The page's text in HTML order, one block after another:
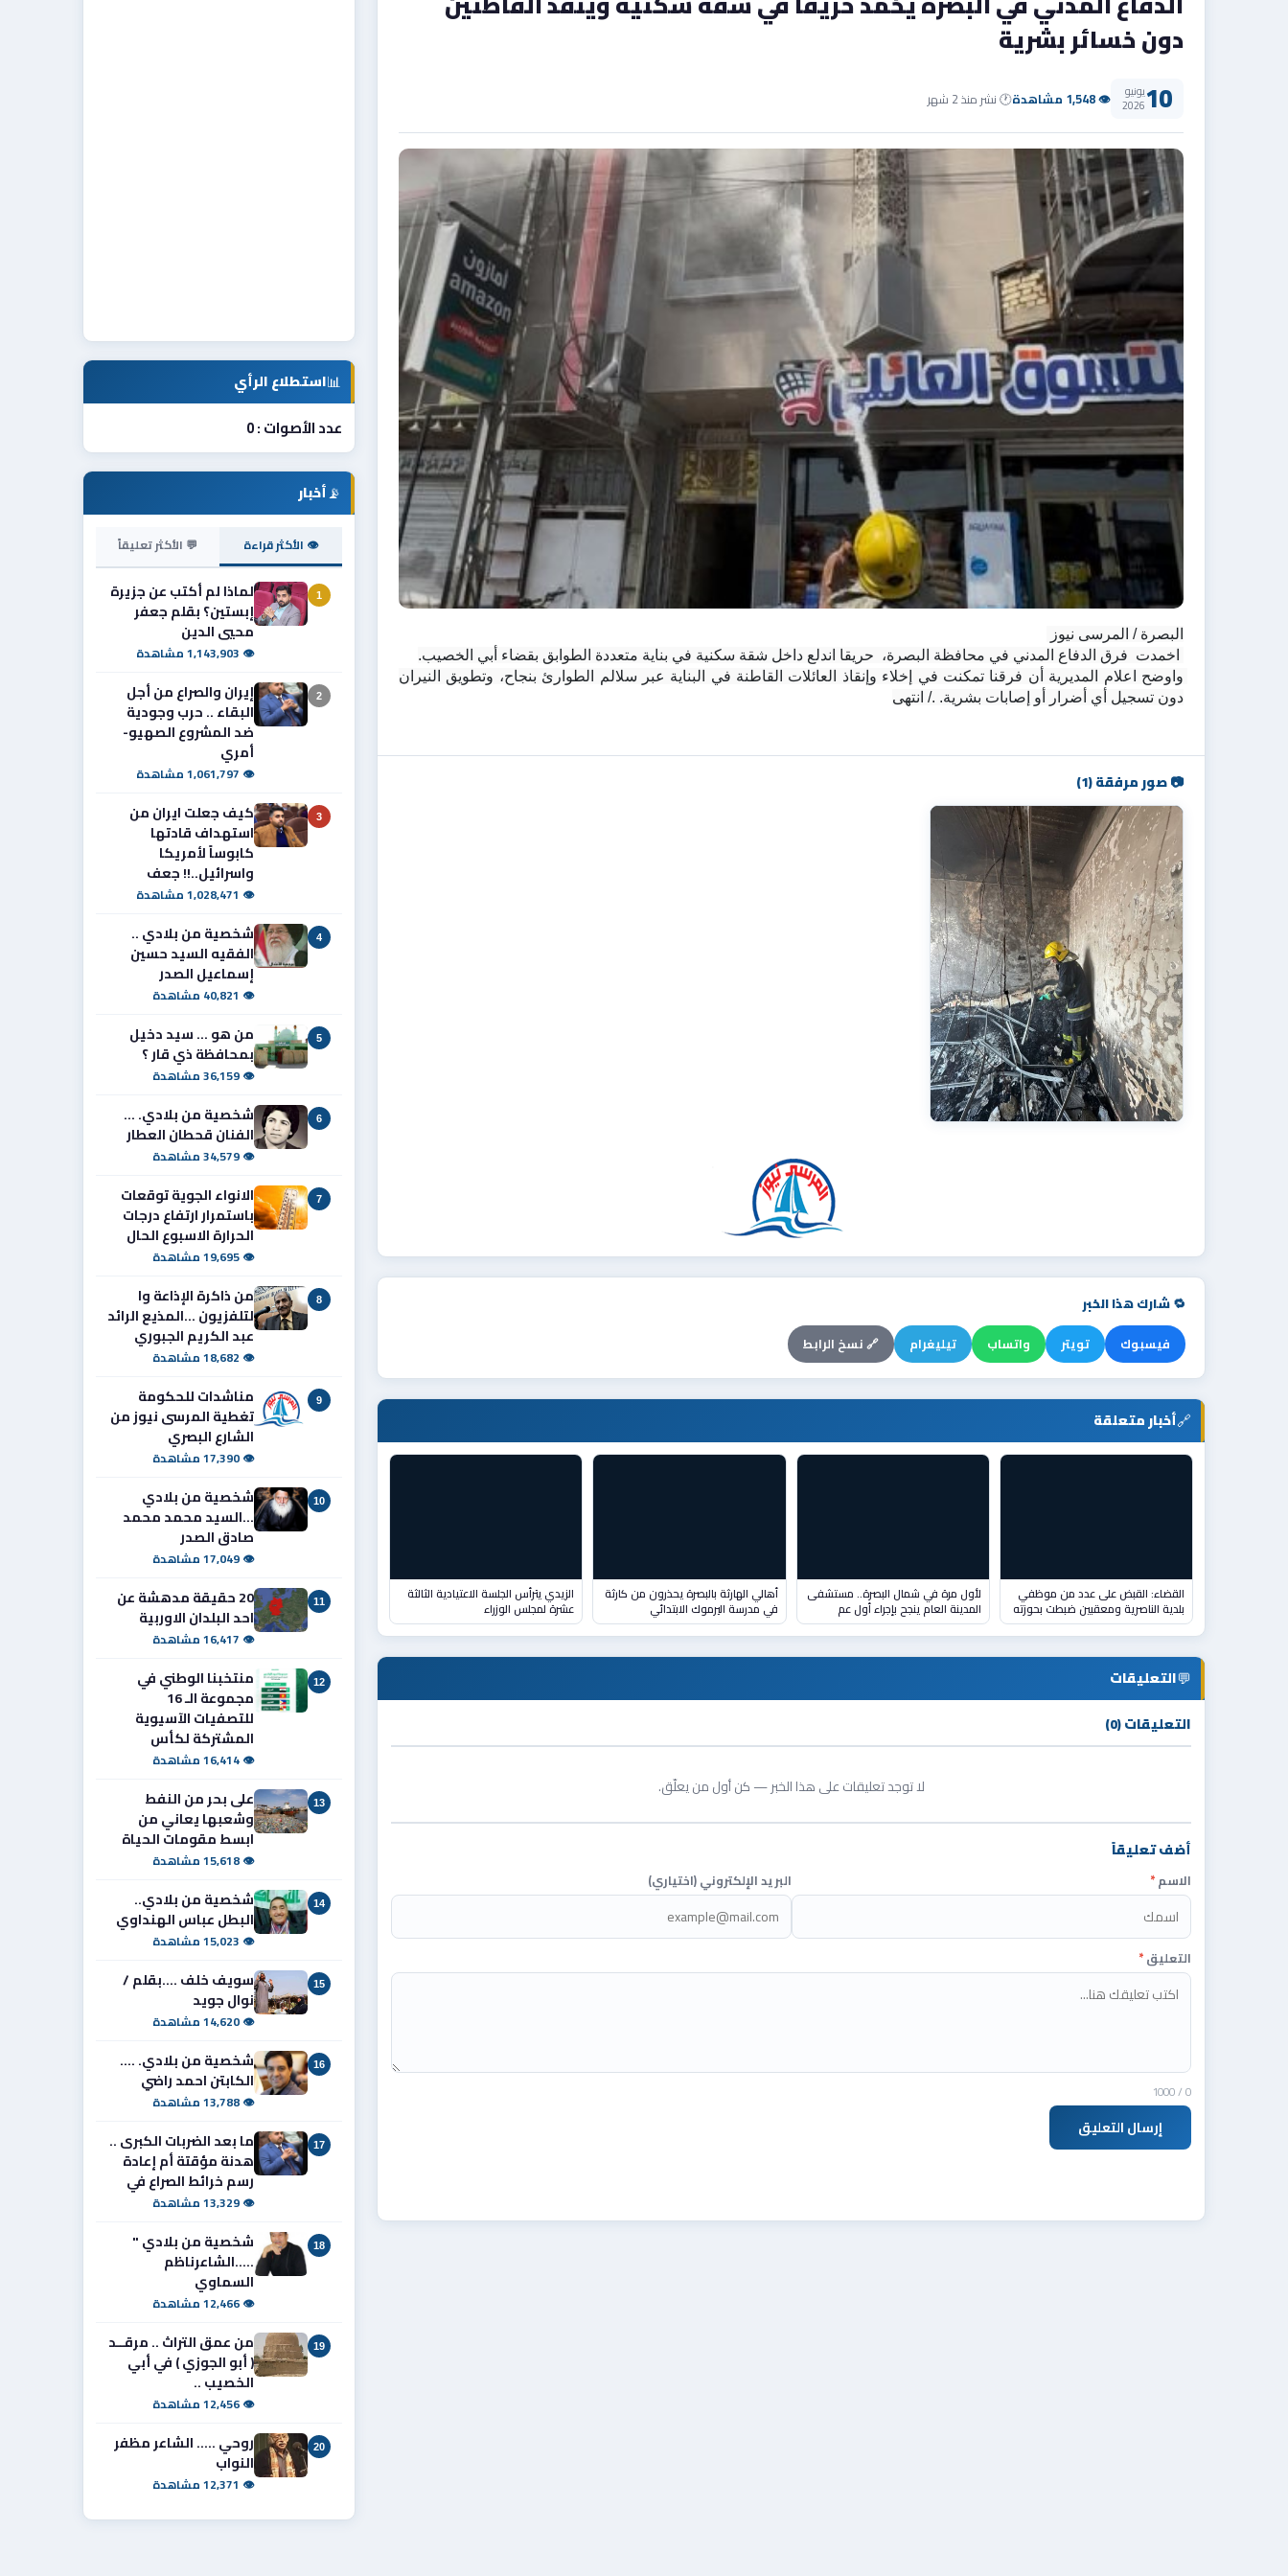
دون خسائر بشرية
10يونيو
2026 👁 1,548 مشاهدة 🕐 نشر منذ 2 شهر
البصرة / المرسى نيوز
اخمدت  فرق الدفاع المدني في محافظة البصرة،  حريقا اندلع داخل شقة سكنية في بناية متعددة الطوابق بقضاء أبي الخصيب.
دون تسجيل أي أضرار أو إصابات بشرية. ./ انتهى
📷 صور مرفقة (1)
🔁 شارك هذا الخبر
فيسبوك تويتر واتساب تيليغرام 🔗 نسخ الرابط
🔗أخبار متعلقة
القضاء: القبض على عدد من موظفي
بلدية الناصرية ومعقبين ضبطت بحوزته
لأول مرة في شمال البصرة.. مستشفى
المدينة العام ينجح بإجراء أول عم
أهالي الهارثة بالبصرة يحذرون من كارثة
في مدرسة اليرموك الابتدائي
الزيدي يترأس الجلسة الاعتيادية الثالثة
عشرة لمجلس الوزراء
💬التعليقات
التعليقات (0)
لا توجد تعليقات على هذا الخبر — كن أول من يعلّق.
أضف تعليقاً
الاسم* البريد الإلكتروني (اختياري)
التعليق*
0
/ 1000
إرسال التعليق
📊استطلاع الرأي
عدد الأصوات : 0
📡أخبار
👁 الأكثر قراءة 💬 الأكثر تعليقاً
1
لماذا لم أكتب عن جزيرة
إبستين؟ بقلم جعفر
محيي الدين
👁 1,143,903 مشاهدة
2
إيران والصراع من أجل
البقاء .. حرب وجودية
ضد المشروع الصهيو-
أمري
👁 1,061,797 مشاهدة
3
كيف جعلت ايران من
استهداف قادتها
كابوساً لأمريكا
واسرائيل..!! جعف
👁 1,028,471 مشاهدة
4
شخصية من بلادي ..
الفقيه السيد حسين
إسماعيل الصدر
👁 40,821 مشاهدة
5
من هو ... سيد دخيل
بمحافظة ذي قار ؟
👁 36,159 مشاهدة
6
شخصية من بلادي. ...
الفنان قحطان العطار
👁 34,579 مشاهدة
7
الانواء الجوية توقعات
باستمرار ارتفاع درجات
الحرارة الاسبوع الحال
👁 19,695 مشاهدة
8
من ذاكرة الإذاعة وا
لتلفزيون ...المذيع الرائد
عبد الكريم الجبوري
👁 18,682 مشاهدة
9
مناشدات للحكومة
تغطية المرسى نيوز من
الشارع البصري
👁 17,390 مشاهدة
10
شخصية من بلادي
...السيد محمد محمد
صادق الصدر
👁 17,049 مشاهدة
11
20 حقيقة مدهشة عن
احد البلدان الاوربية
👁 16,417 مشاهدة
12
منتخبنا الوطني في
مجموعة الـ 16
للتصفيات الآسيوية
المشتركة لكأس
👁 16,414 مشاهدة
13
على بحر من النفط
وشعبها يعاني من
ابسط مقومات الحياة
👁 15,618 مشاهدة
14
شخصية من بلادي..
البطل عباس الهنداوي
👁 15,023 مشاهدة
15
سويف خلف ....بقلم /
نوال جويد
👁 14,620 مشاهدة
16
شخصية من بلادي. ....
الكابتن احمد راضي
👁 13,788 مشاهدة
17
ما بعد الضربات الكبرى ..
هدنة مؤقتة أم إعادة
رسم خرائط الصراع في
👁 13,329 مشاهدة
18
شخصية من بلادي "
.....الشاعرناظم
السماوي
👁 12,466 مشاهدة
19
من عمق التراث .. مرقــد
( أبو الجوزي ) في أبي
الخصيب ..
👁 12,456 مشاهدة
20
روحي ..... الشاعر مظفر
النواب
👁 12,371 مشاهدة